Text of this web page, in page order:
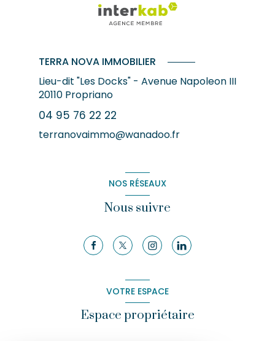
TERRA NOVA IMMOBILIER
Lieu-dit "Les Docks" - Avenue Napoleon III
20110 Propriano
04 95 76 22 22
terranovaimmo@wanadoo.fr
NOS RÉSEAUX
Nous suivre
VOTRE ESPACE
Espace propriétaire